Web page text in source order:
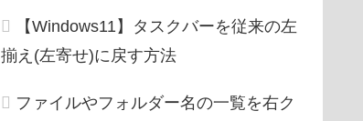
【Windows11】タスクバーを従来の左
揃え(左寄せ)に戻す方法
ファイルやフォルダー名の一覧を右ク